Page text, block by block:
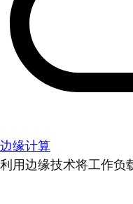
边缘计算
利用边缘技术将工作负